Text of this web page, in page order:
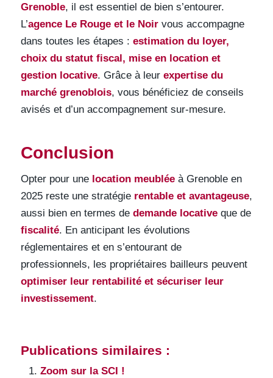
Grenoble, il est essentiel de bien s’entourer.
L’agence Le Rouge et le Noirvous accompagne
dans toutes les étapes : estimation du loyer,
choix du statut fiscal, mise en location et
gestion locative. Grâce à leur expertise du
marché grenoblois, vous bénéficiez de conseils
avisés et d’un accompagnement sur-mesure.
Conclusion
Opter pour une location meubléeà Grenoble en
2025 reste une stratégie rentable et avantageuse,
aussi bien en termes de demande locativeque de
fiscalité. En anticipant les évolutions
réglementaires et en s’entourant de
professionnels, les propriétaires bailleurs peuvent
optimiser leur rentabilité et sécuriser leur
investissement.
Publications similaires :
Zoom sur la SCI !